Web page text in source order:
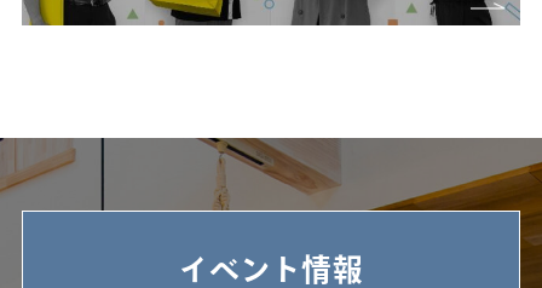
イベント情報